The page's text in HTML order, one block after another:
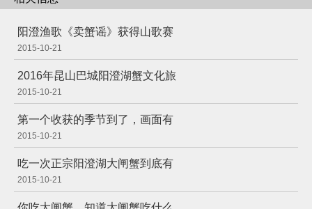
阳澄渔歌《卖蟹谣》获得山歌赛
2015-10-21
2016年昆山巴城阳澄湖蟹文化旅
2015-10-21
第一个收获的季节到了，画面有
2015-10-21
吃一次正宗阳澄湖大闸蟹到底有
2015-10-21